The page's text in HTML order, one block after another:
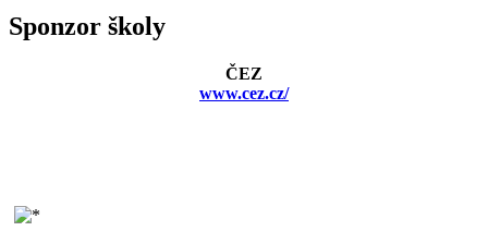
Sponzor školy
ČEZ
www.cez.cz/